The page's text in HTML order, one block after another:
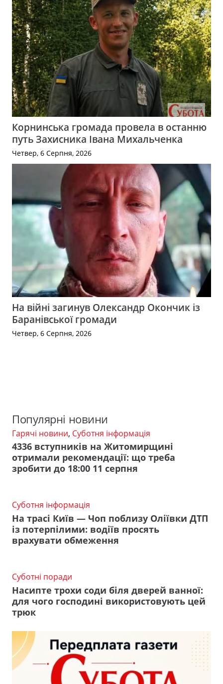
Корнинська громада провела в останню
путь Захисника Івана Михальченка
Четвер, 6 Серпня, 2026
На війні загинув Олександр Окончик із
Баранівської громади
Четвер, 6 Серпня, 2026
Популярні новини
Гарячі новини, Суботня інформація
4336 вступників на Житомирщині
отримали рекомендації: що треба
зробити до 18:00 11 серпня
Суботня інформація
На трасі Київ — Чоп поблизу Оліївки ДТП
із потерпілими: водіїв просять
врахувати обмеження
Суботні поради
Насипте трохи соди біля дверей ванної:
для чого господині використовують цей
трюк